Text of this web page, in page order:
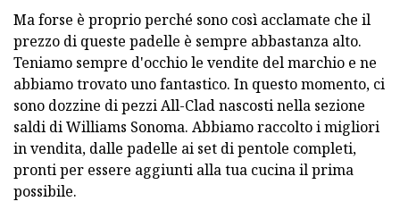
Ma forse è proprio perché sono così acclamate che il
prezzo di queste padelle è sempre abbastanza alto.
Teniamo sempre d'occhio le vendite del marchio e ne
abbiamo trovato uno fantastico. In questo momento, ci
sono dozzine di pezzi All-Clad nascosti nella sezione
saldi di Williams Sonoma. Abbiamo raccolto i migliori
in vendita, dalle padelle ai set di pentole completi,
pronti per essere aggiunti alla tua cucina il prima
possibile.